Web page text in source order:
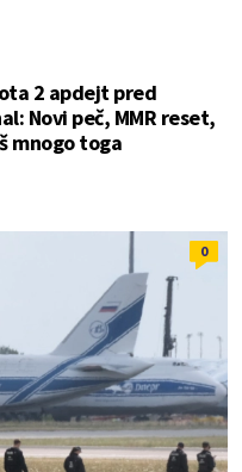
2 apdejt pred
Novi peč, MMR reset,
mnogo toga
0